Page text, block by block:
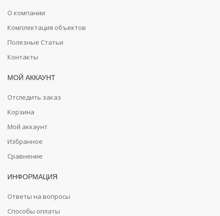
О компании
Комплектация объектов
Полезные Статьи
Контакты
МОЙ АККАУНТ
Отследить заказ
Корзина
Мой аккаунт
Избранное
Сравнение
ИНФОРМАЦИЯ
Ответы на вопросы
Способы оплаты